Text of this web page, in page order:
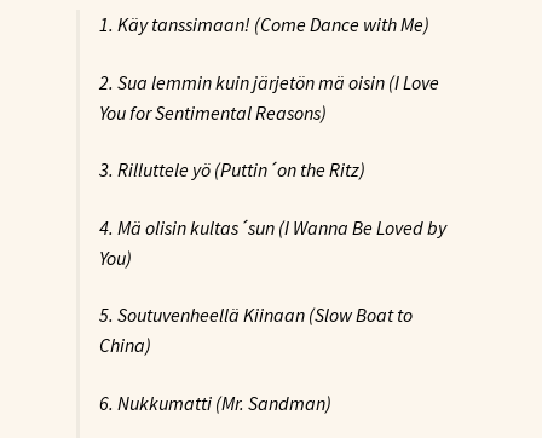
1. Käy tanssimaan! (Come Dance with Me)
2. Sua lemmin kuin järjetön mä oisin (I Love
You for Sentimental Reasons)
3. Rilluttele yö (Puttin´on the Ritz)
4. Mä olisin kultas´sun (I Wanna Be Loved by
You)
5. Soutuvenheellä Kiinaan (Slow Boat to
China)
6. Nukkumatti (Mr. Sandman)